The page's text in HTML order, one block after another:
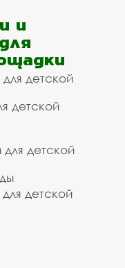
и
детской
детской
детской
детской